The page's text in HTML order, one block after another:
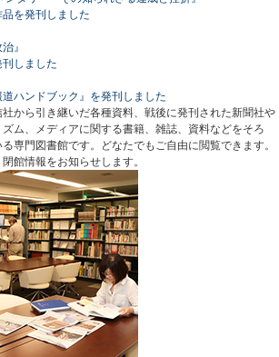
を発刊しました
』
しました
道ハンドブック』を発刊しました
社から引き継いだ各種資料、戦後に発刊された新聞社や
ム、メディアに関する書籍、雑誌、資料などをそろ
専門図書館です。どなたでもご自由に閲覧できます。
館情報をお知らせします。